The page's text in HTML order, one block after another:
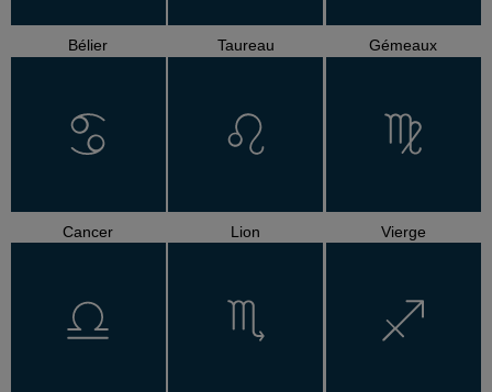
Bélier Taureau Gémeaux
Cancer Lion Vierge